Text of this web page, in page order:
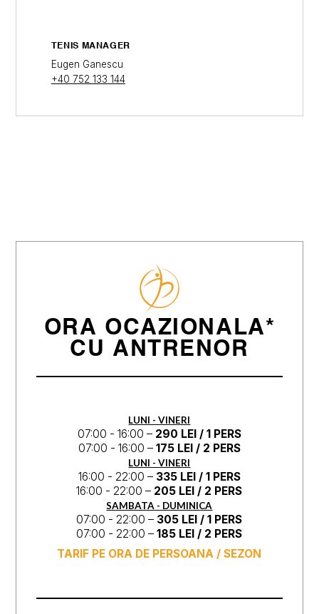
TENIS MANAGER
Eugen Ganescu
+40 752 133 144
ORA OCAZIONALA*
CU ANTRENOR
LUNI - VINERI
07:00 - 16:00 – 290 LEI / 1 PERS
07:00 - 16:00 – 175 LEI / 2 PERS
LUNI - VINERI
16:00 - 22:00 – 335 LEI / 1 PERS
16:00 - 22:00 – 205 LEI / 2 PERS
SAMBATA - DUMINICA
07:00 - 22:00 – 305 LEI / 1 PERS
07:00 - 22:00 –185 LEI / 2 PERS
TARIF PE ORA DE PERSOANA / SEZON